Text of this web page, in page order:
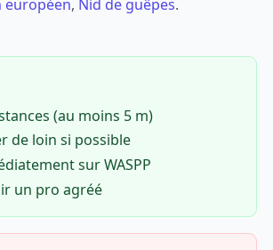
européen, Nid de guêpes.
(au moins 5 m)
de loin si possible
sur WASPP
un pro agréé